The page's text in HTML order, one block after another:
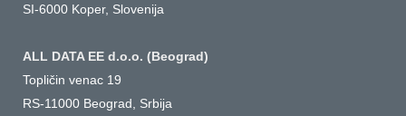
SI-6000 Koper, Slovenija
ALL DATA EE d.o.o. (Beograd)
Topličin venac 19
RS-11000 Beograd, Srbija